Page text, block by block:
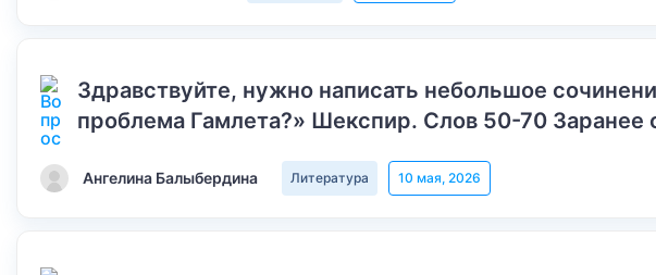
Здравствуйте, нужно написать небольшое
проблема Гамлета?» Шекспир. Слов 50-70 Заранее
Ангелина Балыбердина Литература 10 мая, 2026